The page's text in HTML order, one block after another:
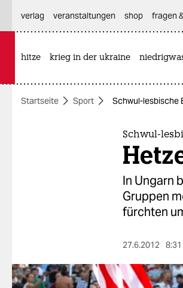
themen
berlin
verlag
veranstaltungen shop fragen
hitze krieg in der ukraine
Startseite Sport Schwul-lesbische
Schwul-
In Ungarn
Gruppen
fürchten
27.6.2012